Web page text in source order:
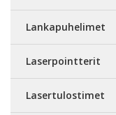
Lankapuhelimet
Laserpointterit
Lasertulostimet